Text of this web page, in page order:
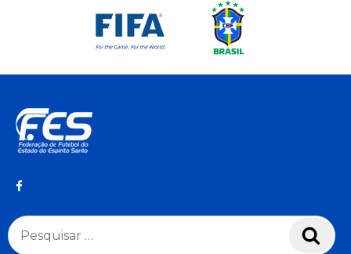
Pesquisar
por: